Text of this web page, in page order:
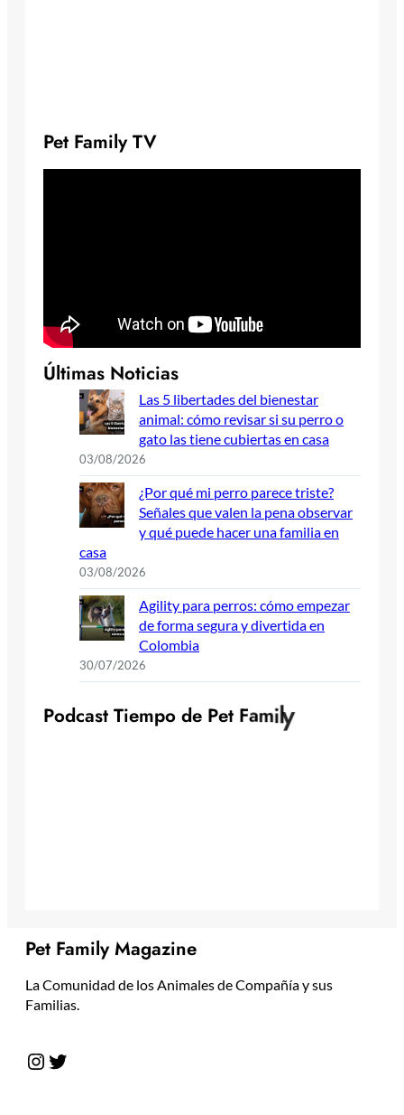
Pet Family TV
Últimas Noticias
Las 5 libertades del bienestar
animal: cómo revisar si su perro o
gato las tiene cubiertas en casa
03/08/2026
¿Por qué mi perro parece triste?
Señales que valen la pena observar
y qué puede hacer una familia en
casa
03/08/2026
Agility para perros: cómo empezar
de forma segura y divertida en
Colombia
30/07/2026
Podcast Tiempo de Pet Family
Pet Family Magazine
La Comunidad de los Animales de Compañía y sus
Familias.
Instagram Twitter